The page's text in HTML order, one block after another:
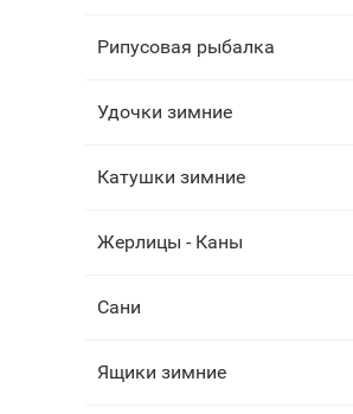
Рипусовая рыбалка
Удочки зимние
Катушки зимние
Жерлицы - Каны
Сани
Ящики зимние